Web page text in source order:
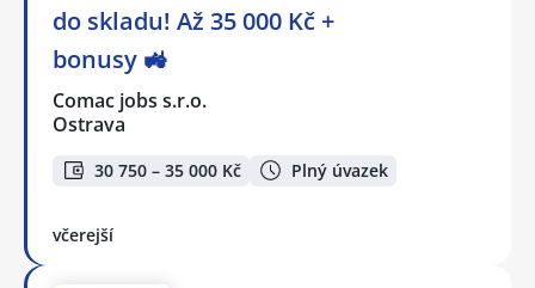
do skladu! Až 35 000 Kč +
bonusy 🚜
Comac jobs s.r.o.
Ostrava
30 750 – 35 000 Kč Plný úvazek
včerejší